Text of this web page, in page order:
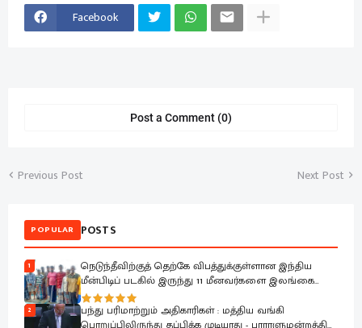
Facebook
Post a Comment (0)
Previous Post Next Post
POPULAR POSTS
1
நெடுந்தீவிற்குத் தெற்கே விபத்துக்குள்ளான இந்திய
மீன்பிடிப் படகில் இருந்து 11 மீனவர்களை இலங்கை
கடற்படை பாதுகாப்பாக மீட்டது
2
பந்து பரிமாற்றும் அதிகாரிகள் : மத்திய வங்கி